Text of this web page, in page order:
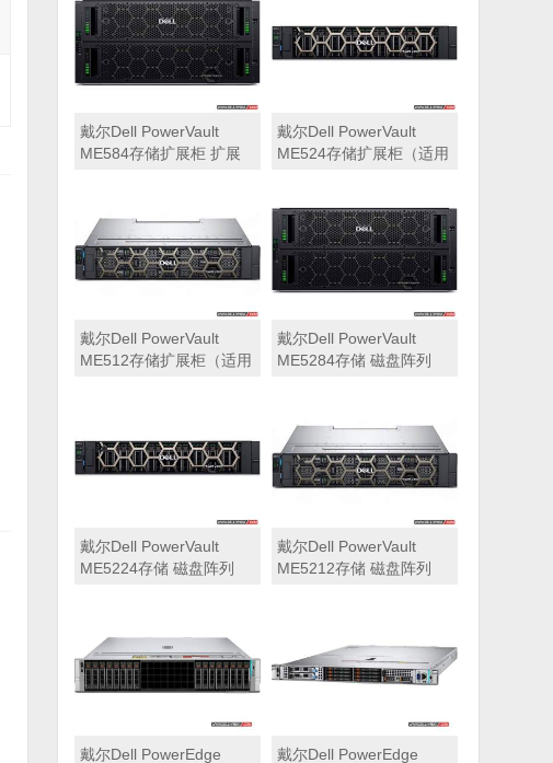
戴尔Dell PowerVault
ME584存储扩展柜 扩展
ME5224，ME5284等主
存储扩展）
戴尔Dell PowerVault
ME524存储扩展柜（适用
戴尔Dell PowerVault
ME512存储扩展柜（适用
戴尔Dell PowerVault
ME5284存储 磁盘阵列
戴尔Dell PowerVault
ME5224存储 磁盘阵列
戴尔Dell PowerVault
ME5212存储 磁盘阵列
戴尔Dell PowerEdge
戴尔Dell PowerEdge